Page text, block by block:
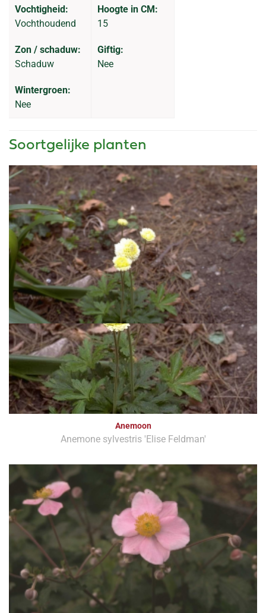
Vochtigheid:
Vochthoudend
Zon / schaduw:
Schaduw
Wintergroen:
Nee
Hoogte in CM:
15
Giftig:
Nee
Soortgelijke planten
Anemoon
Anemone sylvestris 'Elise Feldman'